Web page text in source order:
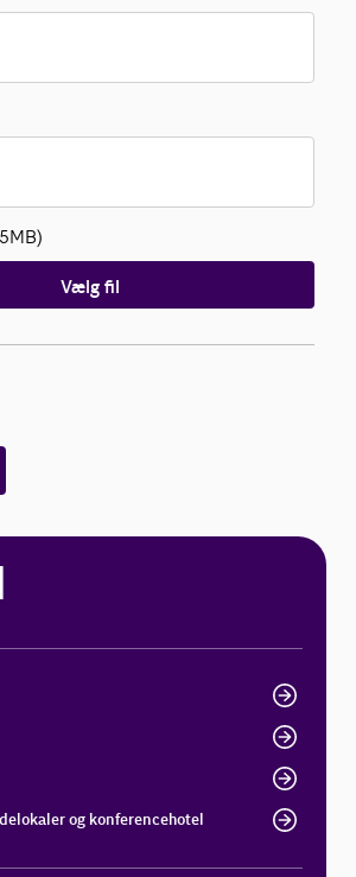
Vælg fil
og konferencehotel